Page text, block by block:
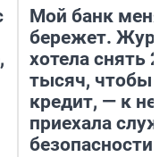
Мой банк меня
бережет.
хотела снять
тысяч, чтобы
кредит, — к
приехала
безопасности